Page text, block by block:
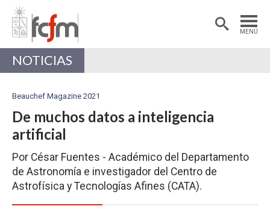
MENÚ
Estudiantes
Académicas/os
NOTICIAS
Beauchef Magazine 2021
De muchos datos a inteligencia
artificial
Por César Fuentes - Académico del Departamento
de Astronomía e investigador del Centro de
Astrofísica y Tecnologías Afines (CATA).